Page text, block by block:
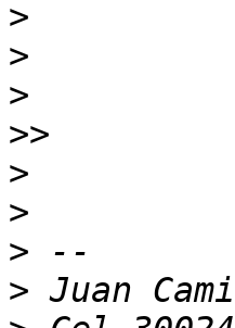
>
>
>
>>
>
>
>
>